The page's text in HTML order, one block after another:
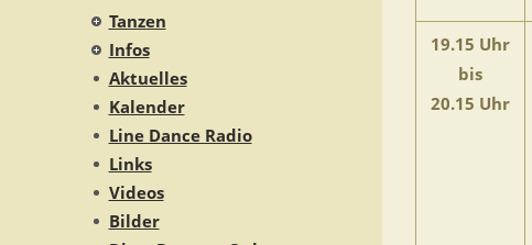
Tanzen
Infos
Aktuelles
Kalender
Line Dance Radio
Links
Videos
Bilder
19.15 Uhr
bis
20.15 Uhr